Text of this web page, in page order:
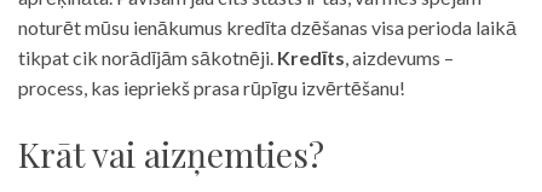
noturēt mūsu ienākumus kredīta dzēšanas visa perioda laikā
tikpat cik norādījām sākotnēji. Kredīts, aizdevums –
process, kas iepriekš prasa rūpīgu izvērtēšanu!
Krāt vai aizņemties?